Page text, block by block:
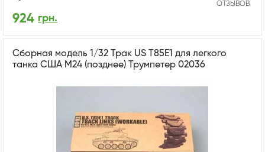
ОТЗЫВОВ
924 грн.
Сборная модель 1/32 Трак US T85E1 для легкого
танка США M24 (позднее) Трумпетер 02036